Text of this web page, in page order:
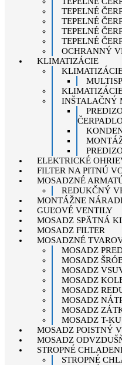
TEPELNÉ
TEPELNÉ
TEPELNÉ
TEPELNÉ
OCHRANNÝ
KLIMATIZÁCIE
INŠTALAČNÝ
ELEKTRICKÉ
FILTER NA PITNÚ
MOSADZNÉ
REDUKČNÝ
MONTÁŽNE
GUĽOVÉ VENTILY
MOSADZ SPÄTNÁ
MOSADZ FILTER
MOSADZNÉ
MOSADZ
MOSADZ
MOSADZ
MOSADZ
MOSADZ
MOSADZ
MOSADZ
MOSADZ T-
MOSADZ POISTNÝ
MOSADZ
STROPNÉ
STROPNÉ